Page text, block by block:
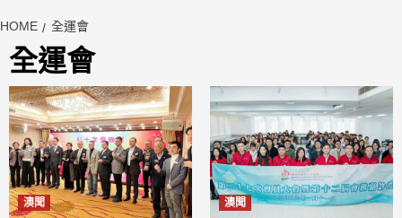
HOME 全運會
全運會
澳聞 澳聞